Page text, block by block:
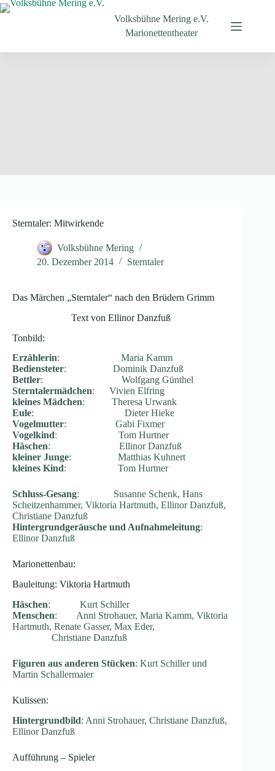
Zum
Inhalt
Volksbühne Mering e.V.
Marionettentheater
Sterntaler: Mitwirkende
Volksbühne Mering
20. Dezember 2014
Sterntaler
Das Märchen „Sterntaler“ nach den Brüdern Grimm
Text von Ellinor Danzfuß
Tonbild:
Erzählerin: Maria Kamm
Bediensteter: Dominik Danzfuß
Bettler: Wolfgang Günthel
Sterntalermädchen: Vivien Elfring
kleines Mädchen: Theresa Urwank
Eule: Dieter Hieke
Vogelmutter: Gabi Fixmer
Vogelkind: Tom Hurtner
Häschen: Ellinor Danzfuß
kleiner Junge: Matthias Kuhnert
kleines Kind: Tom Hurtner
Schluss-Gesang: Susanne Schenk, Hans
Scheitzenhammer, Viktoria Hartmuth, Ellinor Danzfuß,
Christiane Danzfuß
Hintergrundgeräusche und Aufnahmeleitung:
Ellinor Danzfuß
Marionettenbau:
Bauleitung: Viktoria Hartmuth
Häschen: Kurt Schiller
Menschen: Anni Strohauer, Maria Kamm, Viktoria
Hartmuth, Renate Gasser, Max Eder,
Christiane Danzfuß
Figuren aus anderen Stücken: Kurt Schiller und
Martin Schallermaier
Kulissen:
Hintergrundbild: Anni Strohauer, Christiane Danzfuß,
Ellinor Danzfuß
Aufführung – Spieler